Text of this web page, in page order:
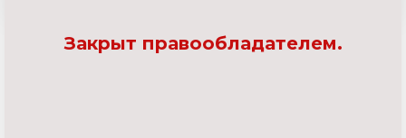
Закрыт правообладателем.